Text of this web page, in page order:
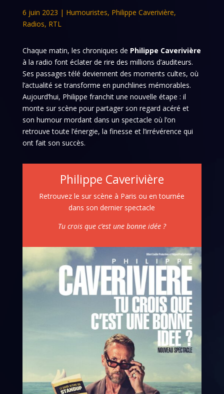
6 juin 2023 | Humouristes, Philippe Caverivière,
Radios, RTL
Chaque matin, les chroniques de Philippe Caverivière
à la radio font éclater de rire des millions d’auditeurs.
Ses passages télé deviennent des moments cultes, où
l’actualité se transforme en punchlines mémorables.
Aujourd’hui, Philippe franchit une nouvelle étape : il
monte sur scène pour partager son regard acéré et
son humour mordant dans un spectacle où l’on
retrouve toute l’énergie, la finesse et l’irrévérence qui
ont fait son succès.
Philippe Caverivière
Retrouvez le sur scène à Paris ou en tournée
dans son dernier spectacle
Tu crois que c’est une bonne idée ?